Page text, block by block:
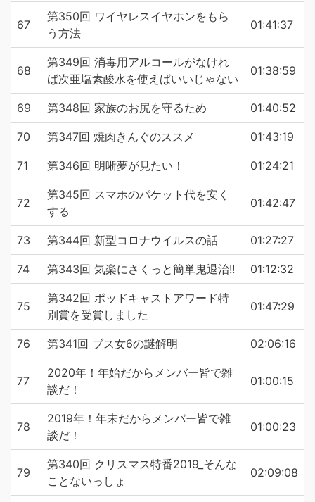
67
第350回 ワイヤレスイヤホンをもら
う方法
01:41:37
68
第349回 消毒用アルコールがなけれ
ば次亜塩素酸水を使えばいいじゃない
01:38:59
69 第348回 家族のお尻を守るため 01:40:52
70 第347回 焼肉きんぐのススメ 01:43:19
71 第346回 明晰夢が見たい！ 01:24:21
72
第345回 スマホのパケット代を安く
する
01:42:47
73 第344回 新型コロナウイルスの話 01:27:27
74 第343回 気楽にさくっと簡単鬼退治!! 01:12:32
75
第342回 ポッドキャストアワード特
別賞を受賞しました
01:47:29
76 第341回 ブス女6の謎解明 02:06:16
77
2020年！年始だからメンバー皆で雑
談だ！
01:00:15
78
2019年！年末だからメンバー皆で雑
談だ！
01:00:23
79
第340回 クリスマス特番2019_そんな
ことないっしょ
02:09:08